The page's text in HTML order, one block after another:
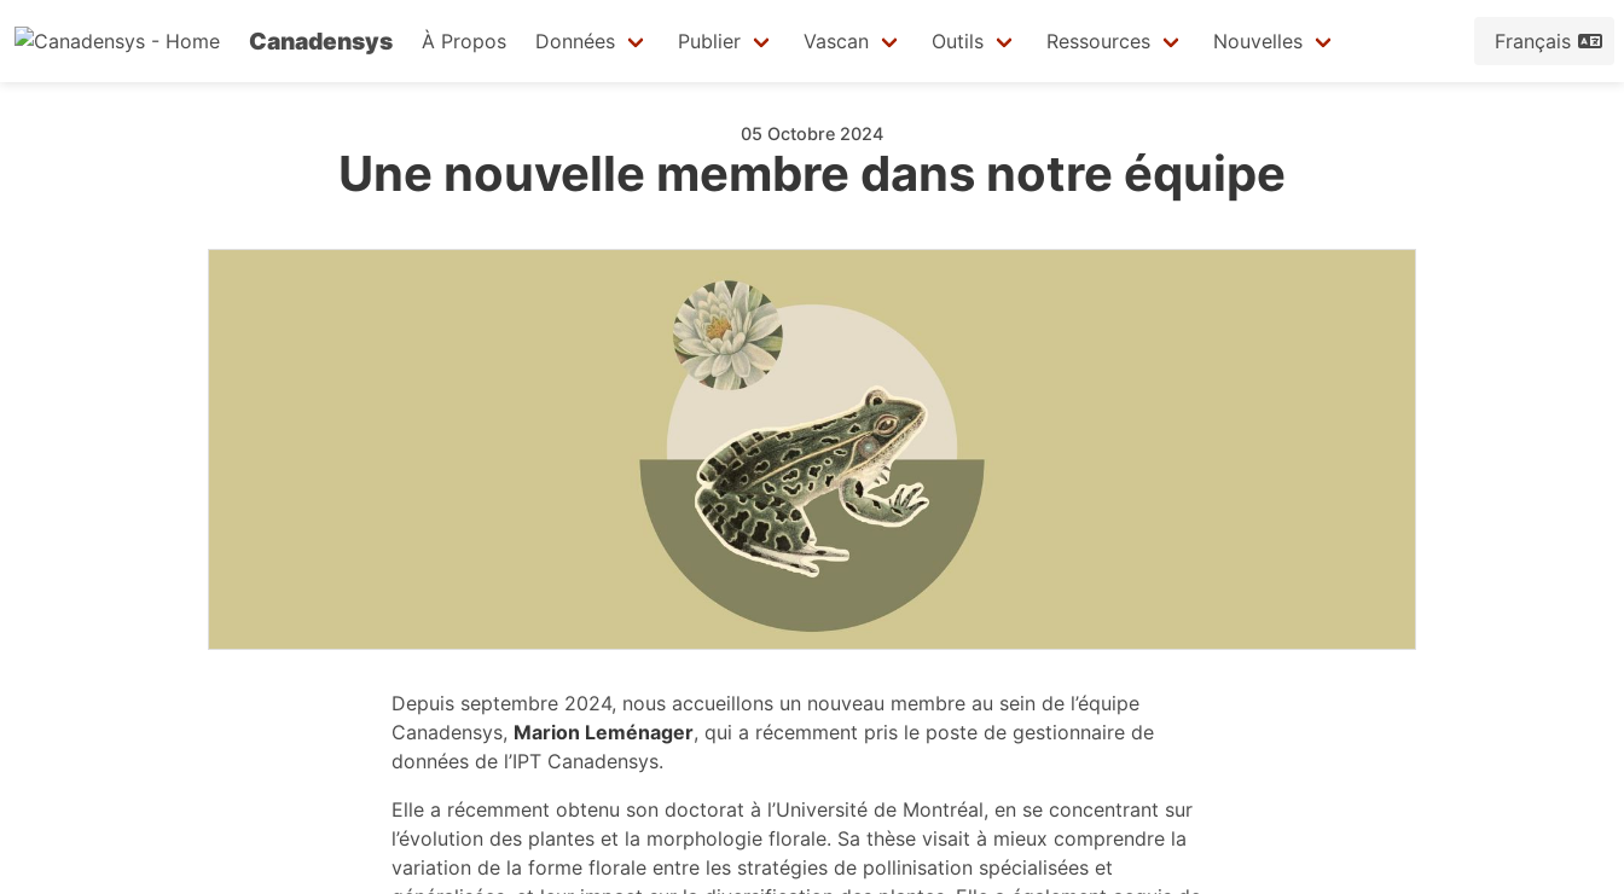
Canadensys À Propos Données Publier Vascan Outils Ressources Nouvelles Français
05 Octobre 2024
Une nouvelle membre dans notre équipe
Depuis septembre 2024, nous accueillons un nouveau membre au sein de l’équipe
Canadensys, Marion Leménager, qui a récemment pris le poste de gestionnaire de
données de l’IPT Canadensys.
Elle a récemment obtenu son doctorat à l’Université de Montréal, en se concentrant sur
l’évolution des plantes et la morphologie florale. Sa thèse visait à mieux comprendre la
variation de la forme florale entre les stratégies de pollinisation spécialisées et